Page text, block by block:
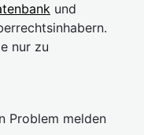
und
nur zu
Problem melden